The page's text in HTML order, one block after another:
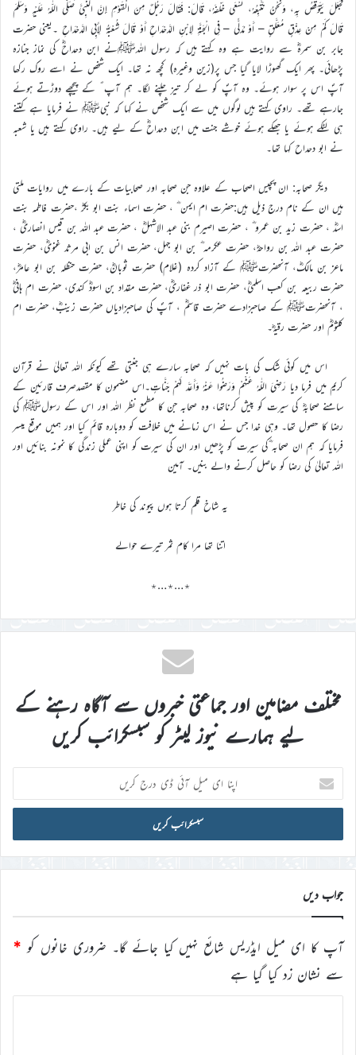
فَجَعَلَ يَتَوَقَّصُ بِهِ، وَنَحْنُ نَتَّبِعُهُ، نَسْعَى خَلْفَهُ، قَالَ: فَقَالَ رَجُلٌ مِنَ الْقَوْمِ إِنَّ النَّبِيَّ صَلَّى اللّٰهُ عَلَيْهِ وَسَلَّمَ
قَالَ كَمْ مِنْ عِذْقٍ مُعَلَّقٍ – أَوْ مُدَلًّى – فِي الْجَنَّةِ لِابْنِ الدَّحْدَاحِ أَوْ قَالَ شُعْبَةُ لِأَبِي الدَّحْدَاحِ ۔یعنی حضرت
جابر بن سمرہؓ سے روایت ہے وہ کہتے ہیں کہ رسول اللہﷺنے ابن دحداحؓ کی نماز جنازہ
پڑھائی۔ پھر ایک گھوڑا لایا گیا جس پر(زین وغیرہ) کچھ نہ تھا۔ ایک شخص نے اسے روک رکھا
آپؐ اس پر سوار ہوئے۔ وہ آپؐ کو لے کر تیز چلنے لگا۔ ہم آپ ؐ کے پیچھے دوڑتے ہوئے
جارہے تھے۔ راوی کہتے ہیں لوگوں میں سے ایک شخص نے کہا کہ نبیﷺ نے فرمایا ہے کتنے
ہی لٹکے ہوئے یا جھکے ہوئے خوشے جنت میں ابن دحداحؓ کے لیے ہیں۔ راوی کہتے ہیں یا شعبہ
نے ابو دحداح کہا تھا۔
دیگر صحابہ: ان پچیس اصحاب کے علاوہ جن صحابہ اور صحابیات کے بارے میں روایات ملتی
ہیں ان کے نام درج ذیل ہیں:حضرت ام ایمن ؓ ، حضرت اسماء بنت ابو بکرؓ ،حضرت فاطمہ بنت
اسدؓ ، حضرت زید بن عمرو ؓ ، حضرت اصیرم بنی عبد الاشہلؓ ، حضرت عبد اللہ بن قیس انصاریؓ ،
حضرت عبد اللہ بن رواحہؓ، حضرت عکرمہ ؓ بن ابو جہل، حضرت انس بن ابی مرثد غنویؓ، حضرت
ماعز بن مالکؓ، آنحضرتﷺ کے آزاد کردہ (غلام) حضرت ثوبانؓ، حضرت حنظلہ بن ابو عامرؓ،
حضرت ربیعہ بن کعب اسلمیؓ، حضرت ابو ذر غفاریؓ، حضرت مقداد بن اسودؓ کندی، حضرت ام ہانیؓ
، آنحضرتﷺ کے صاحبزادے حضرت قاسمؓ ، آپؐ کی صاحبزادیاں حضرت زینبؓ، حضرت ام
کلثومؓ اور حضرت رقیہؓ۔
اس میں کوئی شک کی بات نہیں کہ صحابہ سارے ہی جنتی تھے کیونکہ اللہ تعالیٰ نے قرآن
کریم میں فرما دیا رَضِيَ اللّٰهُ عَنْهُمْ وَرَضُوا عَنْهُ وَأَعَدَّ لَهُمْ جَنَّاتٍ۔اس مضمون کا مقصدصرف قارئین کے
سامنے صحابہؓ کی سیرت کو پیش کرناتھا، وہ صحابہ جن کا مطمع نظر اللہ اور اس کے رسولﷺ کی
رضا کا حصول تھا۔ وہی خدا جس نے اس زمانے میں خلافت کو دوبارہ قائم کیا اور ہمیں موقع میسر
فرمایا کہ ہم ان صحابہ ؓکی سیرت کو پڑھیں اور ان کی سیرت کو اپنی عملی زندگی کا نمونہ بنائیں اور
اللہ تعالیٰ کی رضا کو حاصل کرنے والے بنیں۔ آمین
یہ شاخ قلم کرتا ہوں پیوند کی خاطر
اتنا تھا مرا کام ثمر تیرے حوالے
٭…٭…٭
مختلف مضامین اور جماعتی خبروں سے آگاہ رہنے کے
لیے ہمارے نیوز لیٹر کو سبسکرائب کریں
اپنا
ای
میل
ڈی
درج
کریں
جواب دیں
آپ کا ای میل ایڈریس شائع نہیں کیا جائے گا۔ ضروری خانوں کو *
سے نشان زد کیا گیا ہے